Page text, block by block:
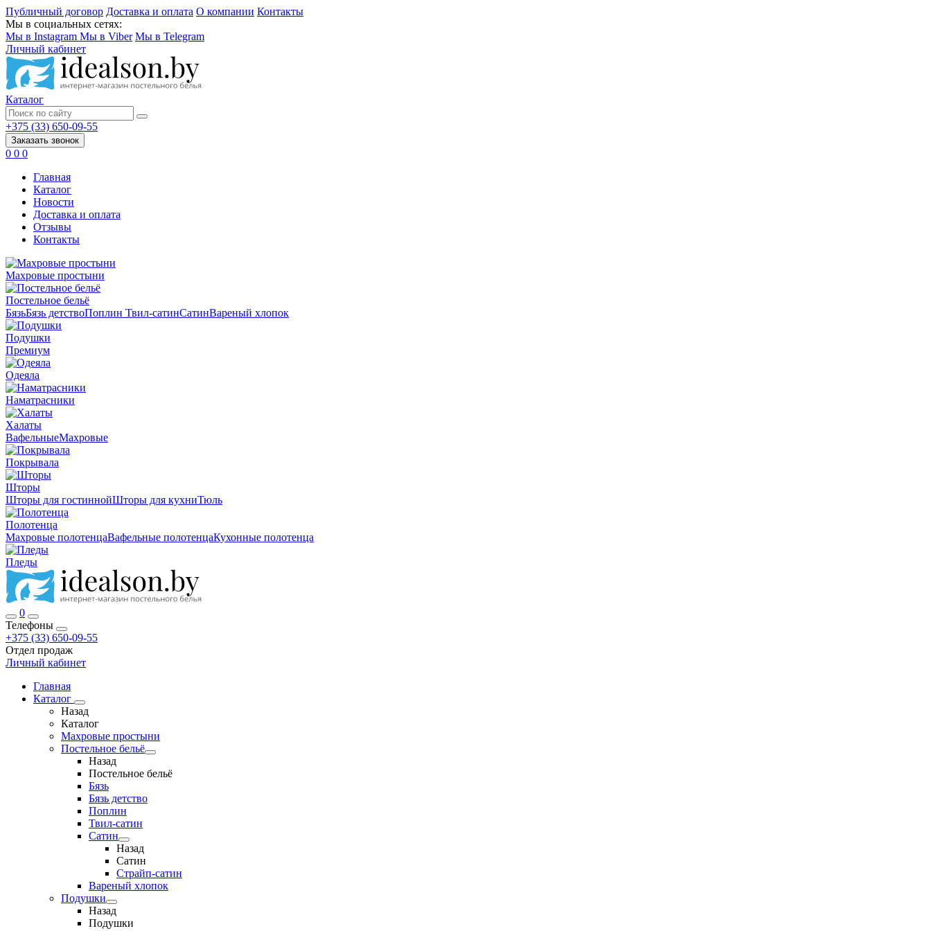
Публичный договор Доставка и оплата О компании Контакты
Мы в социальных сетях:
Мы в Instagram Мы в Viber Мы в Telegram
Личный кабинет
Каталог
+375 (33) 650-09-55
Заказать звонок
0 0 0
Главная
Каталог
Новости
Доставка и оплата
Отзывы
Контакты
Махровые простыни
Постельное бельё
БязьБязь детствоПоплин Твил-сатинСатинВареный хлопок
Подушки
Премиум
Одеяла
Наматрасники
Халаты
ВафельныеМахровые
Покрывала
Шторы
Шторы для гостиннойШторы для кухниТюль
Полотенца
Махровые полотенцаВафельные полотенцаКухонные полотенца
Пледы
0
Телефоны
+375 (33) 650-09-55
Отдел продаж
Личный кабинет
Главная
Каталог
Назад
Каталог
Махровые простыни
Постельное бельё
Назад
Постельное бельё
Бязь
Бязь детство
Поплин
Твил-сатин
Сатин
Назад
Сатин
Страйп-сатин
Вареный хлопок
Подушки
Назад
Подушки